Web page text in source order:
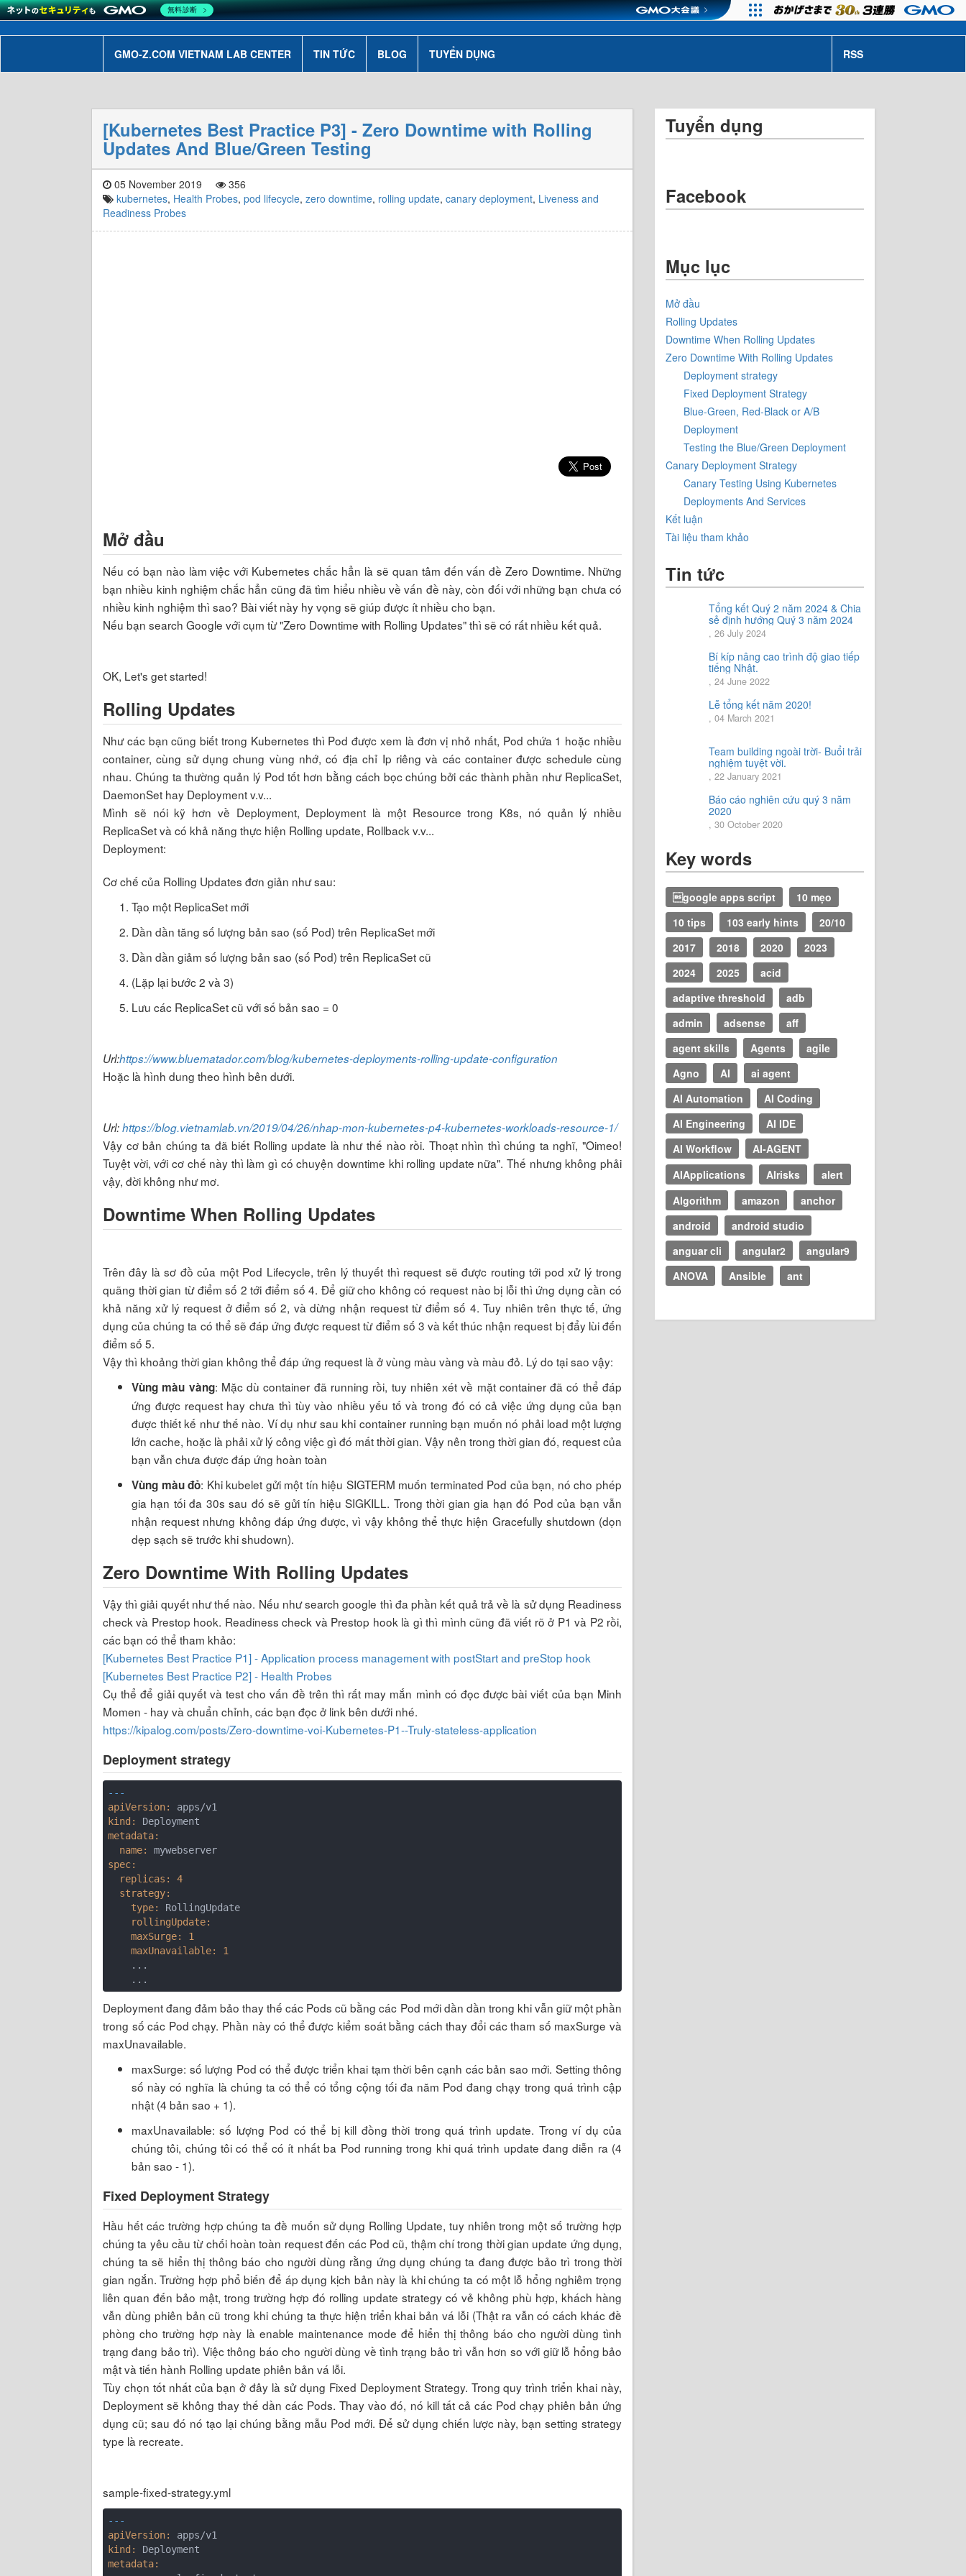
GMO-Z.COM VIETNAM LAB CENTER TIN TỨC BLOG TUYỂN DỤNG RSS
[Kubernetes Best Practice P3] - Zero Downtime with Rolling
Updates And Blue/Green Testing
05 November 2019
356
kubernetes, Health Probes, pod lifecycle, zero downtime, rolling update, canary deployment, Liveness and
Readiness Probes
Mở đầu
Nếu có bạn nào làm việc với Kubernetes chắc hẳn là sẽ quan tâm đến vấn đề Zero Downtime. Những
bạn nhiều kinh nghiệm chắc hẳn cũng đã tìm hiểu nhiều về vấn đề này, còn đối với những bạn chưa có
nhiều kinh nghiệm thì sao? Bài viết này hy vọng sẽ giúp được ít nhiều cho bạn.
Nếu bạn search Google với cụm từ "Zero Downtime with Rolling Updates" thì sẽ có rất nhiều kết quả.
OK, Let's get started!
Rolling Updates
Như các bạn cũng biết trong Kubernetes thì Pod được xem là đơn vị nhỏ nhất, Pod chứa 1 hoặc nhiều
container, cùng sử dụng chung vùng nhớ, có địa chỉ Ip riêng và các container được schedule cùng
nhau. Chúng ta thường quản lý Pod tốt hơn bằng cách bọc chúng bởi các thành phần như ReplicaSet,
DaemonSet hay Deployment v.v...
Mình sẽ nói kỹ hơn về Deployment, Deployment là một Resource trong K8s, nó quản lý nhiều
ReplicaSet và có khả năng thực hiện Rolling update, Rollback v.v...
Deployment:
Cơ chế của Rolling Updates đơn giản như sau:
Tạo một ReplicaSet mới
Dần dần tăng số lượng bản sao (số Pod) trên ReplicaSet mới
Dần dần giảm số lượng bản sao (số Pod) trên ReplicaSet cũ
(Lặp lại bước 2 và 3)
Lưu các ReplicaSet cũ với số bản sao = 0
Url:https://www.bluematador.com/blog/kubernetes-deployments-rolling-update-configuration
Hoặc là hình dung theo hình bên dưới.
Url:https://blog.vietnamlab.vn/2019/04/26/nhap-mon-kubernetes-p4-kubernetes-workloads-resource-1/
Vậy cơ bản chúng ta đã biết Rolling update là như thế nào rồi. Thoạt nhìn thì chúng ta nghĩ, "Oimeo!
Tuyệt vời, với cơ chế này thì làm gì có chuyện downtime khi rolling update nữa". Thế nhưng không phải
vậy, đời không như mơ.
Downtime When Rolling Updates
Trên đây là sơ đồ của một Pod Lifecycle, trên lý thuyết thì request sẽ được routing tới pod xử lý trong
quãng thời gian từ điểm số 2 tới điểm số 4. Để giữ cho không có request nào bị lỗi thì ứng dụng cần có
khả năng xử lý request ở điểm số 2, và dừng nhận request từ điểm số 4. Tuy nhiên trên thực tế, ứng
dụng của chúng ta có thể sẽ đáp ứng được request từ điểm số 3 và kết thúc nhận request bị đẩy lùi đến
điểm số 5.
Vậy thì khoảng thời gian không thể đáp ứng request là ở vùng màu vàng và màu đỏ. Lý do tại sao vậy:
Vùng màu vàng: Mặc dù container đã running rồi, tuy nhiên xét về mặt container đã có thể đáp
ứng được request hay chưa thì tùy vào nhiều yếu tố và trong đó có cả việc ứng dụng của bạn
được thiết kế như thế nào. Ví dụ như sau khi container running bạn muốn nó phải load một lượng
lớn cache, hoặc là phải xử lý công việc gì đó mất thời gian. Vậy nên trong thời gian đó, request của
bạn vẫn chưa được đáp ứng hoàn toàn
Vùng màu đỏ: Khi kubelet gửi một tín hiệu SIGTERM muốn terminated Pod của bạn, nó cho phép
gia hạn tối đa 30s sau đó sẽ gửi tín hiệu SIGKILL. Trong thời gian gia hạn đó Pod của bạn vẫn
nhận request nhưng không đáp ứng được, vì vậy không thể thực hiện Gracefully shutdown (dọn
dẹp sạch sẽ trước khi shudown).
Zero Downtime With Rolling Updates
Vậy thì giải quyết như thế nào. Nếu như search google thì đa phần kết quả trả về là sử dụng Readiness
check và Prestop hook. Readiness check và Prestop hook là gì thì mình cũng đã viết rõ ở P1 và P2 rồi,
các bạn có thể tham khảo:
[Kubernetes Best Practice P1] - Application process management with postStart and preStop hook
[Kubernetes Best Practice P2] - Health Probes
Cụ thể để giải quyết và test cho vấn đề trên thì rất may mắn mình có đọc được bài viết của bạn Minh
Momen - hay và chuẩn chỉnh, các bạn đọc ở link bên dưới nhé.
https://kipalog.com/posts/Zero-downtime-voi-Kubernetes-P1--Truly-stateless-application
Deployment strategy
---
apiVersion:
kind:
metadata:
  name:
spec:
  replicas:
4
  strategy:
    type:
    rollingUpdate:
    maxSurge:
1
    maxUnavailable:
1
Deployment đang đảm bảo thay thế các Pods cũ bằng các Pod mới dần dần trong khi vẫn giữ một phần
trong số các Pod chạy. Phần này có thể được kiểm soát bằng cách thay đổi các tham số maxSurge và
maxUnavailable.
maxSurge: số lượng Pod có thể được triển khai tạm thời bên cạnh các bản sao mới. Setting thông
số này có nghĩa là chúng ta có thể có tổng cộng tối đa năm Pod đang chạy trong quá trình cập
nhật (4 bản sao + 1).
maxUnavailable: số lượng Pod có thể bị kill đồng thời trong quá trình update. Trong ví dụ của
chúng tôi, chúng tôi có thể có ít nhất ba Pod running trong khi quá trình update đang diễn ra (4
bản sao - 1).
Fixed Deployment Strategy
Hầu hết các trường hợp chúng ta đề muốn sử dụng Rolling Update, tuy nhiên trong một số trường hợp
chúng ta yêu cầu từ chối hoàn toàn request đến các Pod cũ, thậm chí trong thời gian update ứng dụng,
chúng ta sẽ hiển thị thông báo cho người dùng rằng ứng dụng chúng ta đang được bảo trì trong thời
gian ngắn. Trường hợp phổ biến để áp dụng kịch bản này là khi chúng ta có một lỗ hổng nghiêm trọng
liên quan đến bảo mật, trong trường hợp đó rolling update strategy có vẻ không phù hợp, khách hàng
vẫn dùng phiên bản cũ trong khi chúng ta thực hiện triển khai bản vá lỗi (Thật ra vẫn có cách khác đề
phòng cho trường hợp này là enable maintenance mode để hiển thị thông báo cho người dùng tình
trạng đang bảo trì). Việc thông báo cho người dùng về tình trạng bảo trì vẫn hơn so với giữ lỗ hổng bảo
mật và tiến hành Rolling update phiên bản vá lỗi.
Tùy chọn tốt nhất của bạn ở đây là sử dụng Fixed Deployment Strategy. Trong quy trình triển khai này,
Deployment sẽ không thay thế dần các Pods. Thay vào đó, nó kill tất cả các Pod chạy phiên bản ứng
dụng cũ; sau đó nó tạo lại chúng bằng mẫu Pod mới. Để sử dụng chiến lược này, bạn setting strategy
type là recreate.
sample-fixed-strategy.yml
---
apiVersion:
kind:
metadata:
Tuyển dụng
Facebook
Mục lục
Mở đầu
Rolling Updates
Downtime When Rolling Updates
Zero Downtime With Rolling Updates
Deployment strategy
Fixed Deployment Strategy
Blue-Green, Red-Black or A/B
Deployment
Testing the Blue/Green Deployment
Canary Deployment Strategy
Canary Testing Using Kubernetes
Deployments And Services
Kết luận
Tài liệu tham khảo
Tin tức
Tổng kết Quý 2 năm 2024 & Chia
sẻ định hướng Quý 3 năm 2024
, 26 July 2024
Bí kíp nâng cao trình độ giao tiếp
tiếng Nhật.
, 24 June 2022
Lễ tổng kết năm 2020!
, 04 March 2021
Team building ngoài trời- Buổi trải
nghiệm tuyệt vời.
, 22 January 2021
Báo cáo nghiên cứu quý 3 năm
2020
, 30 October 2020
Key words
google apps script
10 mẹo
10 tips
103 early hints
20/10
2017
2018 2020
2023
2024
2025
acid
adaptive threshold
adb
admin
adsense
aff
agent skills
Agents
agile
Agno
AI
ai agent
AI Automation
AI Coding
AI Engineering
AI IDE
AI Workflow
AI-AGENT
AIApplications
AIrisks
alert
Algorithm
amazon
anchor
android
android studio
anguar cli
angular2
angular9
ANOVA
Ansible ant
無料診断